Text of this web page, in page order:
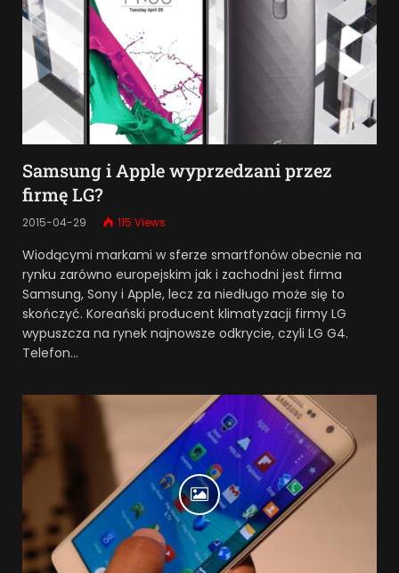
Samsung i Apple wyprzedzani przez
firmę LG?
2015-04-29 115 Views
Wiodącymi markami w sferze smartfonów obecnie na
rynku zarówno europejskim jak i zachodni jest firma
Samsung, Sony i Apple, lecz za niedługo może się to
skończyć. Koreański producent klimatyzacji firmy LG
wypuszcza na rynek najnowsze odkrycie, czyli LG G4.
Telefon…